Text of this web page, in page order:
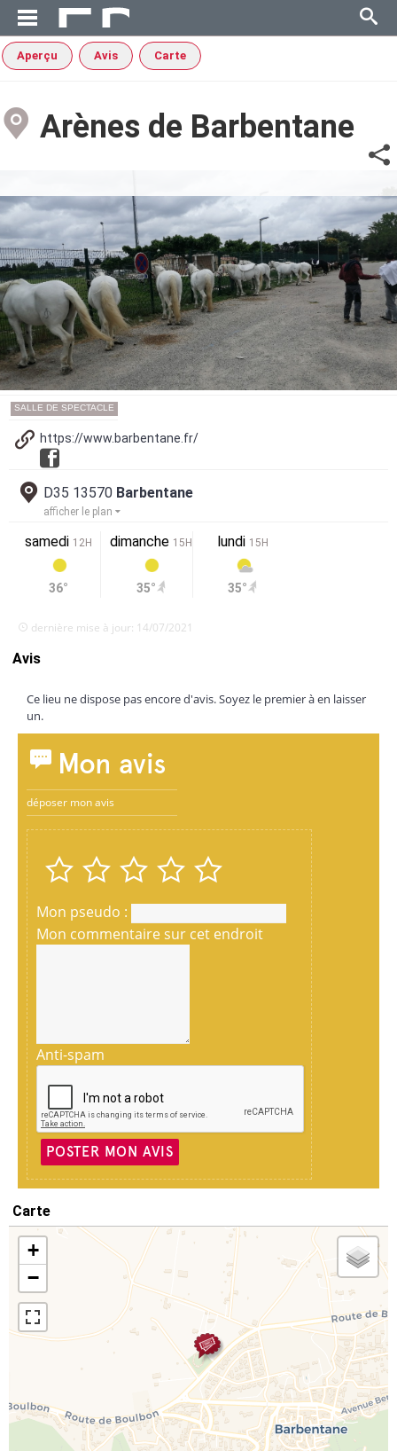
Aperçu Avis Carte
Arènes de Barbentane
SALLE DE SPECTACLE
https://www.barbentane.fr/
D35 13570 Barbentane
afficher le plan
samedi 12H
36°
dimanche 15H
35°
lundi 15H
35°
dernière mise à jour: 14/07/2021
Avis
Ce lieu ne dispose pas encore d'avis. Soyez le premier à en laisser
un.
Mon avis
déposer mon avis
Mon pseudo :
Mon commentaire sur cet endroit
Anti-spam
POSTER MON AVIS
Carte
+
−